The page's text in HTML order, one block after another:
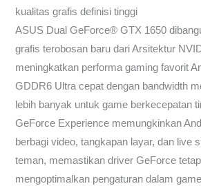
kualitas grafis definisi tinggi
ASUS Dual GeForce® GTX 1650
grafis terobosan baru dari Arsitektur
meningkatkan performa gaming favorit
GDDR6 Ultra cepat dengan bandwidth
lebih banyak untuk game berkecepatan
GeForce Experience memungkinkan
berbagi video, tangkapan layar, dan live
teman, memastikan driver GeForce
mengoptimalkan pengaturan dalam